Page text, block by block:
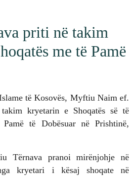
priti në takim
me të Pamë
të Kosovës, Myftiu Naim ef.
kryetarin e Shoqatës së të
të Dobësuar në Prishtinë,
Tërnava pranoi mirënjohje në
kryetari i kësaj shoqate në